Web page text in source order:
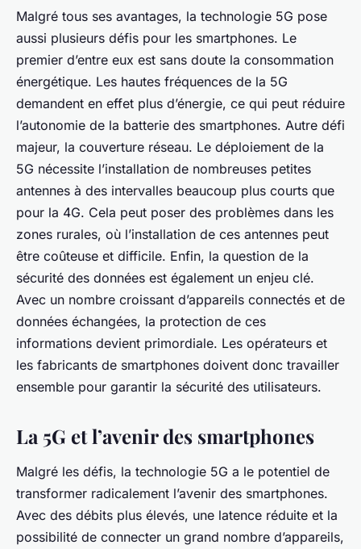
Malgré tous ses avantages, la technologie 5G pose
aussi plusieurs défis pour les smartphones. Le
premier d’entre eux est sans doute la consommation
énergétique. Les hautes fréquences de la 5G
demandent en effet plus d’énergie, ce qui peut réduire
l’autonomie de la batterie des smartphones. Autre défi
majeur, la couverture réseau. Le déploiement de la
5G nécessite l’installation de nombreuses petites
antennes à des intervalles beaucoup plus courts que
pour la 4G. Cela peut poser des problèmes dans les
zones rurales, où l’installation de ces antennes peut
être coûteuse et difficile. Enfin, la question de la
sécurité des données est également un enjeu clé.
Avec un nombre croissant d’appareils connectés et de
données échangées, la protection de ces
informations devient primordiale. Les opérateurs et
les fabricants de smartphones doivent donc travailler
ensemble pour garantir la sécurité des utilisateurs.
La 5G et l’avenir des smartphones
Malgré les défis, la technologie 5G a le potentiel de
transformer radicalement l’avenir des smartphones.
Avec des débits plus élevés, une latence réduite et la
possibilité de connecter un grand nombre d’appareils,